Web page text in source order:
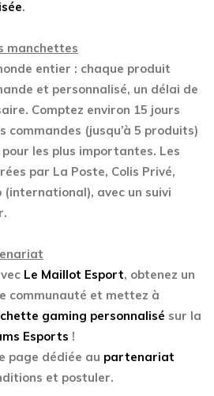
.
manchettes
entier : chaque produit
et personnalisé, un délai de
Comptez environ 15 jours
commandes (jusqu’à 5 produits)
pour les plus importantes. Les
par La Poste, Colis Privé,
(international), avec un suivi
Le Maillot Esport, obtenez un
communauté et mettez à
gaming personnalisé sur la
Esports !
page dédiée au partenariat
et postuler.